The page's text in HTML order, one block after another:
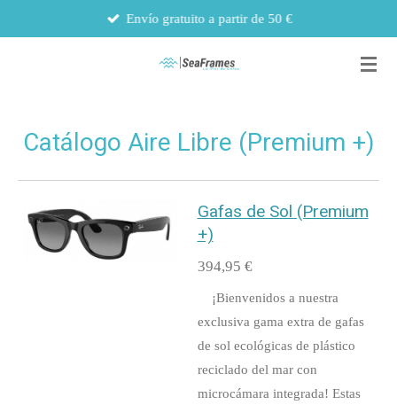
Envío gratuito a partir de 50 €
Catálogo Aire Libre (Premium +)
Gafas de Sol (Premium
+)
394,95 €
¡Bienvenidos a nuestra
exclusiva gama extra de gafas
de sol ecológicas de plástico
reciclado del mar con
microcámara integrada! Estas